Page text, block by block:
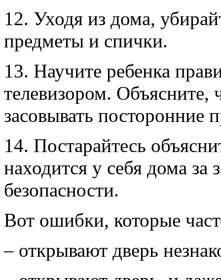
12. Уходя из дома,
предметы и спички.
13. Научите ребенка
телевизором. Объясните,
засовывать посторонние
14. Постарайтесь
находится у себя дома
безопасности.
Вот ошибки, которые
– открывают дверь